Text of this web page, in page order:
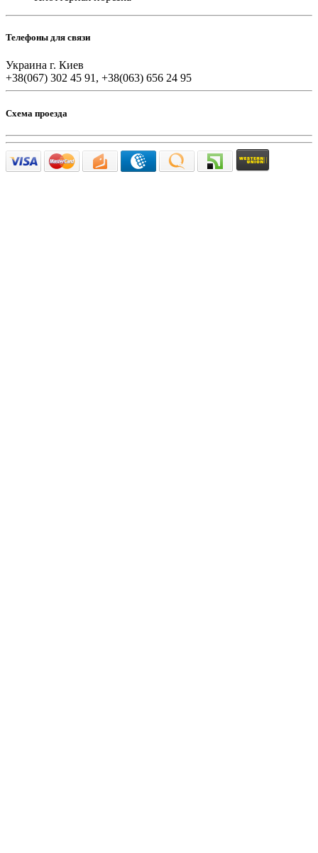
Телефоны для связи
Украина г. Киев
+38(067) 302 45 91, +38(063) 656 24 95
Схема проезда